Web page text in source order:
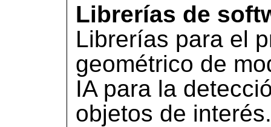
Librerías de
Librerías para el
geométrico de
IA para la
objetos de interés.